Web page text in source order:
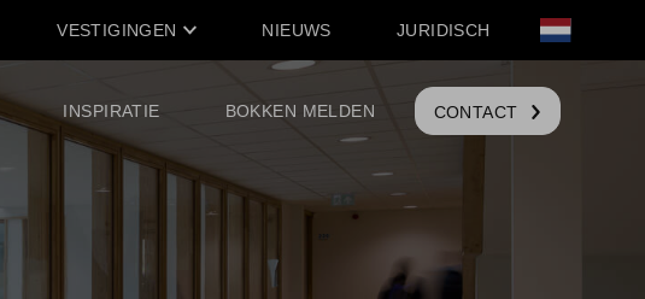
VESTIGINGEN NIEUWS JURIDISCH
INSPIRATIE BOKKEN MELDEN CONTACT